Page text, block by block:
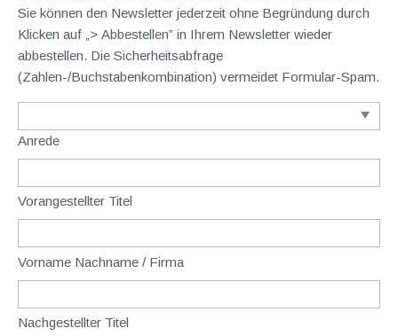
Sie können den Newsletter jederzeit ohne Begründung durch
Klicken auf „> Abbestellen” in Ihrem Newsletter wieder
abbestellen. Die Sicherheitsabfrage
(Zahlen-/Buchstabenkombination) vermeidet Formular-Spam.
Anrede
Vorangestellter Titel
Vorname Nachname / Firma
Nachgestellter Titel